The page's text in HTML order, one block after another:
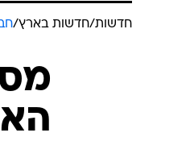
חדשות/חדשות בארץ/